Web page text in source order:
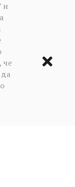
и
че